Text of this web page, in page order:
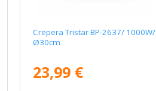
Crepera Tristar BP-2637/ 1000W/
Ø30cm
23,99 €